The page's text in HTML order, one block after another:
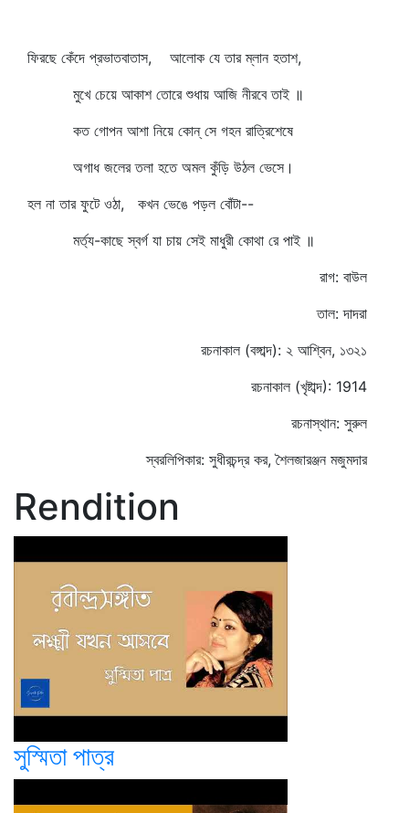
ফিরছে কেঁদে প্রভাতবাতাস, আলোক যে তার ম্লান হতাশ,
মুখে চেয়ে আকাশ তোরে শুধায় আজি নীরবে তাই ॥
কত গোপন আশা নিয়ে কোন্‌ সে গহন রাত্রিশেষে
অগাধ জলের তলা হতে অমল কুঁড়ি উঠল ভেসে।
হল না তার ফুটে ওঠা, কখন ভেঙে পড়ল বোঁটা--
মর্ত্য-কাছে স্বর্গ যা চায় সেই মাধুরী কোথা রে পাই ॥
রাগ: বাউল
তাল: দাদরা
রচনাকাল (বঙ্গাব্দ): ২ আশ্বিন, ১৩২১
রচনাকাল (খৃষ্টাব্দ): 1914
রচনাস্থান: সুরুল
স্বরলিপিকার: সুধীরচন্দ্র কর, শৈলজারঞ্জন মজুমদার
Rendition
সুস্মিতা পাত্র